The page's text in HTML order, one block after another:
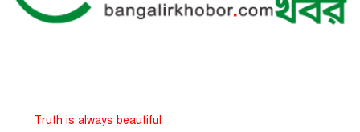
is always beautiful